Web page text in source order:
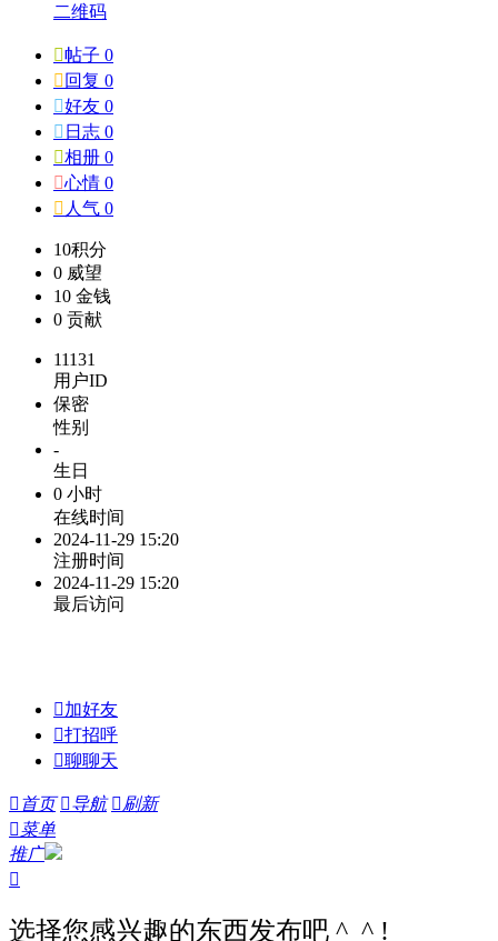
二维码
帖子 0
 回复 0
好友 0
 日志 0
相册 0
心情 0
 人气 0
10积分
0 威望
10 金钱
0 贡献
11131
用户ID
保密
性别
-
生日
0 小时
在线时间
2024-11-29 15:20
注册时间
2024-11-29 15:20
最后访问
加好友
打招呼
聊聊天
 首页 导航 刷新
菜单
推广

选择您感兴趣的东西发布吧 ^_^ !